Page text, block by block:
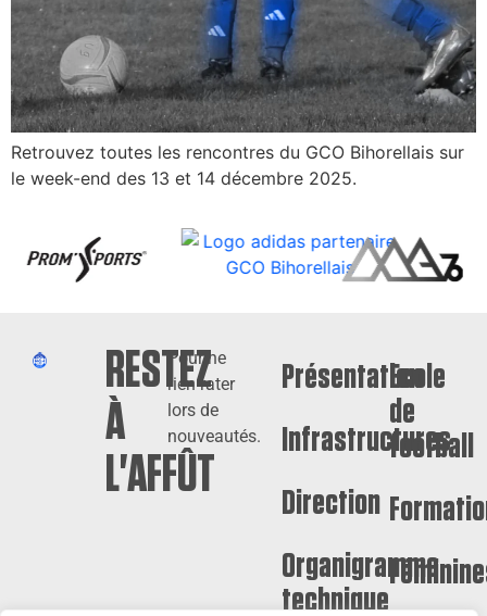
Retrouvez toutes les rencontres du GCO Bihorellais sur
le week-end des 13 et 14 décembre 2025.
RESTEZ
À
L'AFFÛT
Pour ne
rien rater
lors de
nouveautés.
Présentation
Infrastructures
Direction
Organigramme
technique
Ecole
de
football